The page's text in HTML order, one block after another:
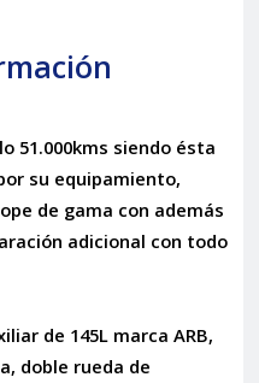
51.000kms siendo ésta
su equipamiento,
de gama con además
adicional con todo
de 145L marca ARB,
doble rueda de